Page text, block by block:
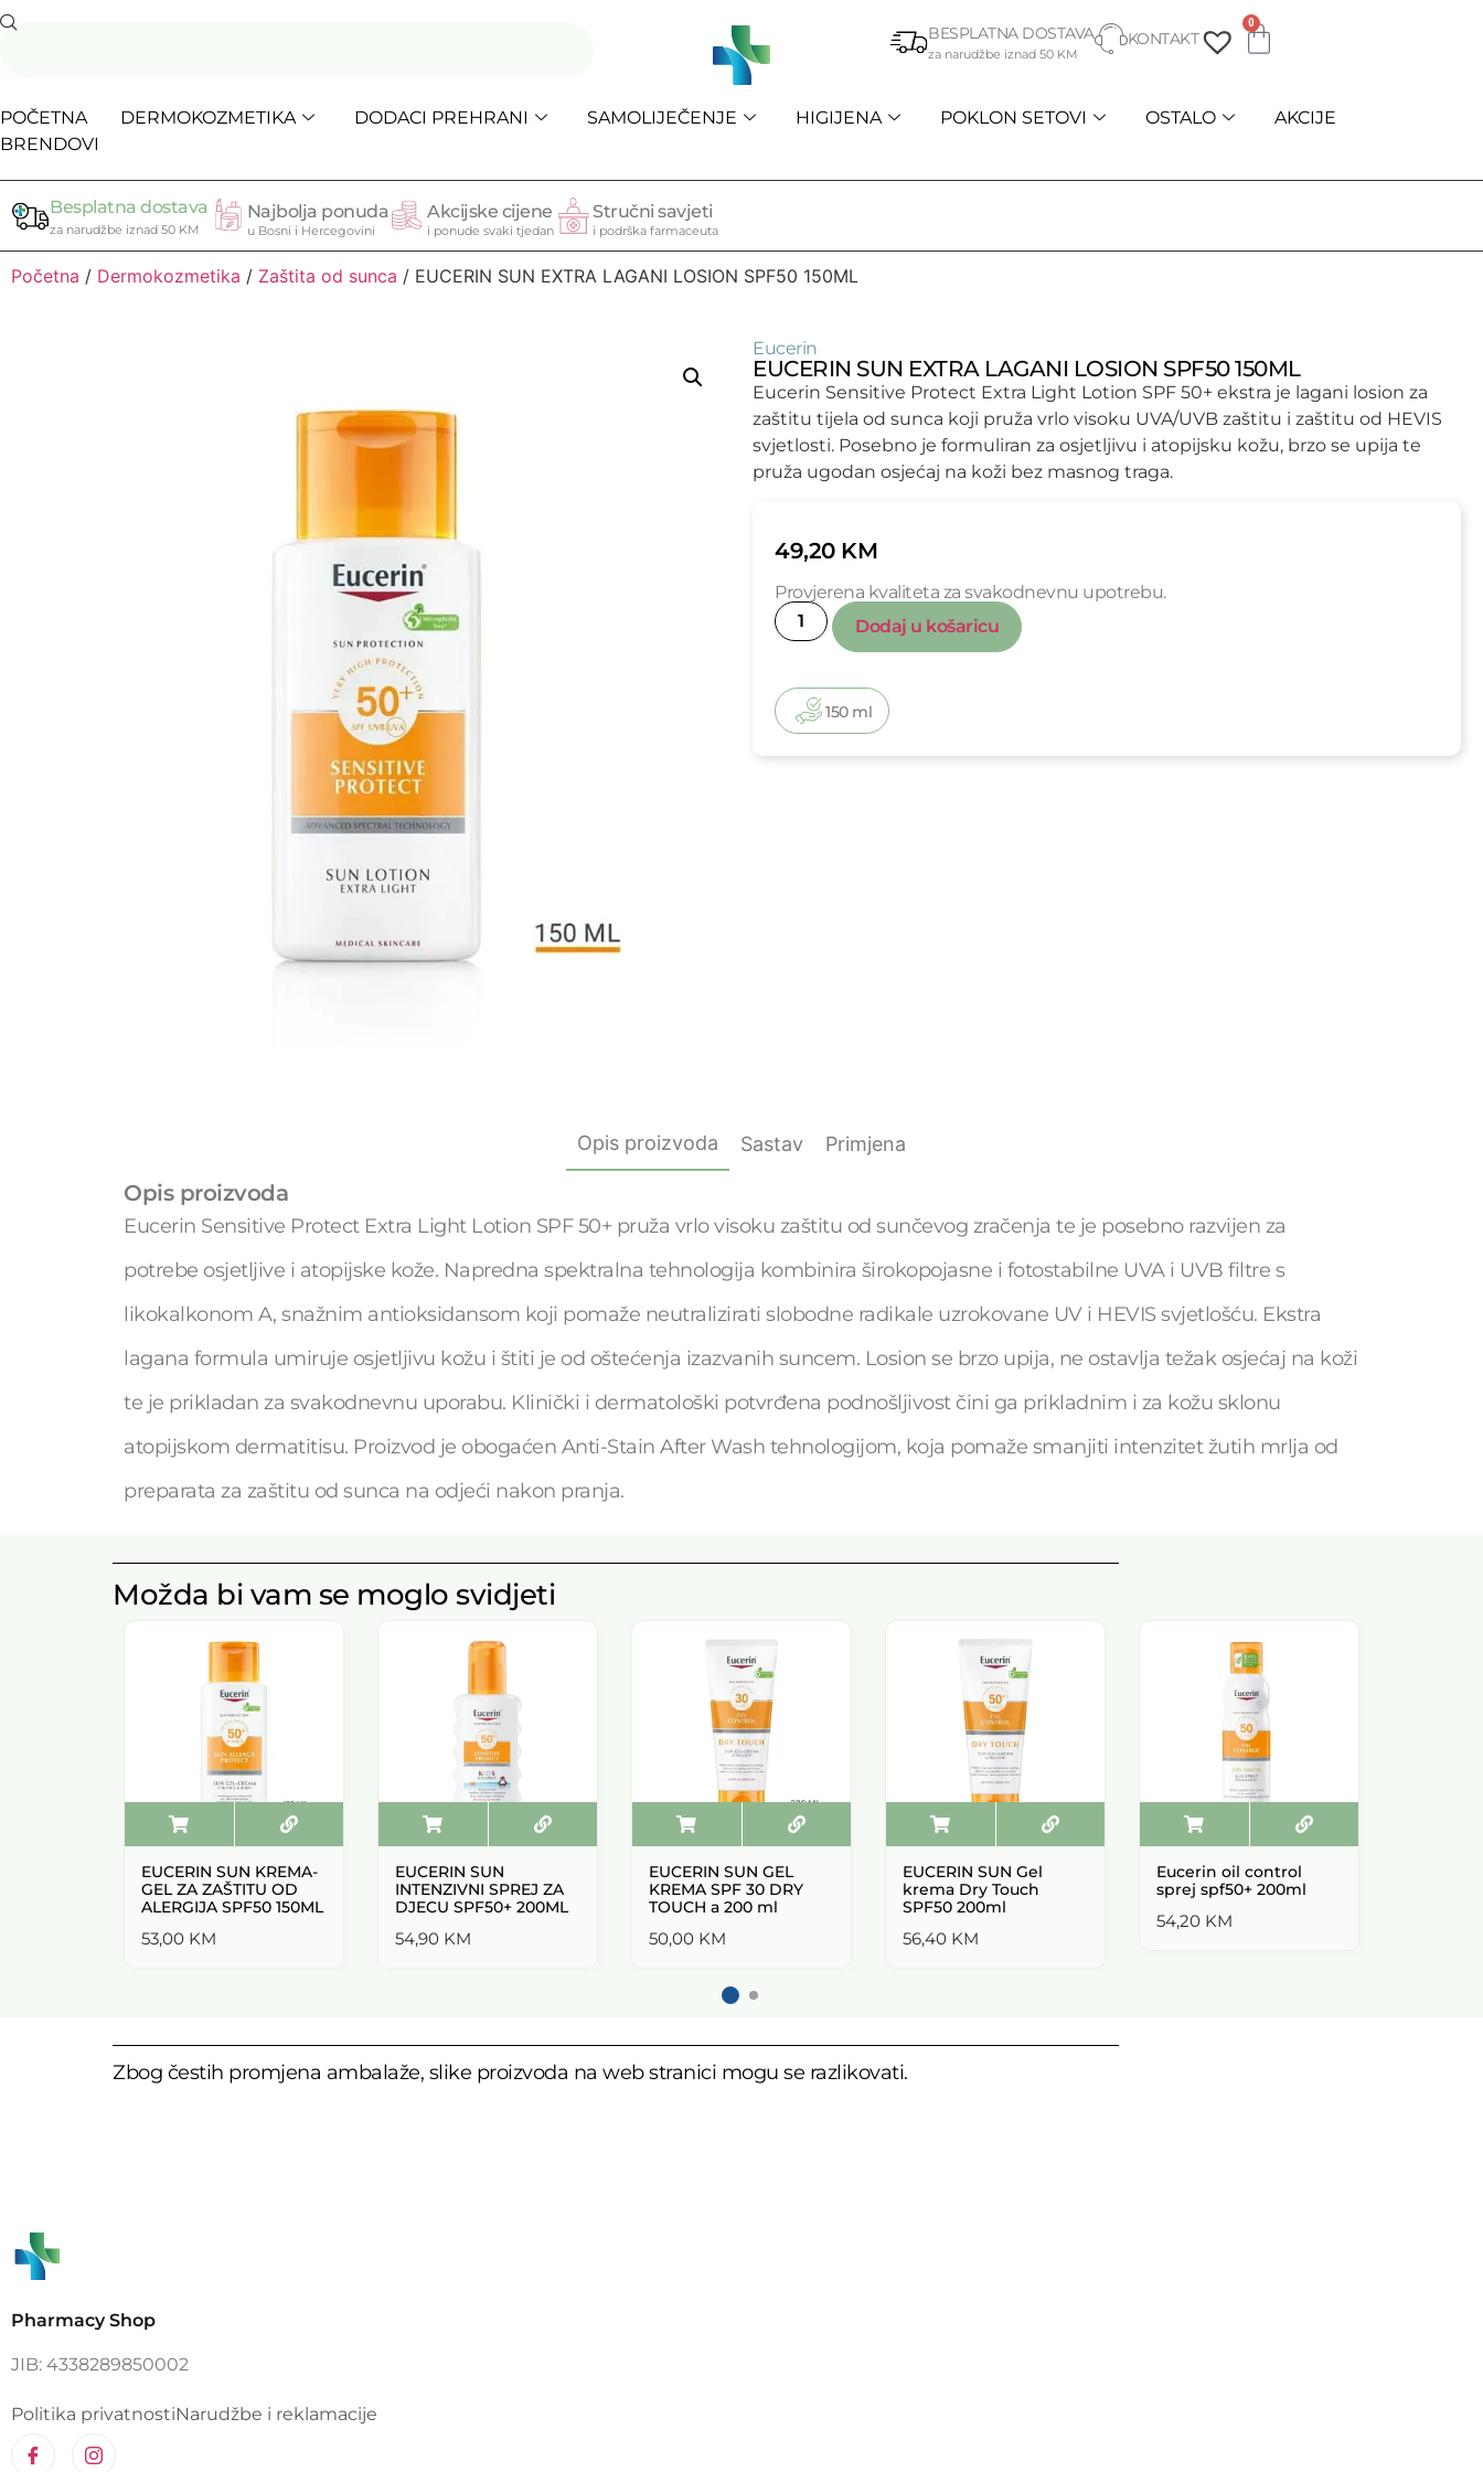
BESPLATNA DOSTAVA
za narudžbe iznad 50 KM
KONTAKT
0
POČETNA DERMOKOZMETIKA DODACI PREHRANI SAMOLIJEČENJE HIGIJENA POKLON SETOVI OSTALO
AKCIJE
BRENDOVI
Besplatna dostava
za narudžbe iznad 50 KM
Najbolja ponuda
u Bosni i Hercegovini
Akcijske cijene
i ponude svaki tjedan
Stručni savjeti
i podrška farmaceuta
Početna / Dermokozmetika / Zaštita od sunca / EUCERIN SUN EXTRA LAGANI LOSION SPF50 150ML
Eucerin
EUCERIN SUN EXTRA LAGANI LOSION SPF50 150ML
Eucerin Sensitive Protect Extra Light Lotion SPF 50+ ekstra je lagani losion za
zaštitu tijela od sunca koji pruža vrlo visoku UVA/UVB zaštitu i zaštitu od HEVIS
svjetlosti. Posebno je formuliran za osjetljivu i atopijsku kožu, brzo se upija te
pruža ugodan osjećaj na koži bez masnog traga.
49,20 KM
Provjerena kvaliteta za svakodnevnu upotrebu.
Dodaj u košaricu
150 ml
Opis proizvoda Sastav Primjena
Opis proizvoda
Eucerin Sensitive Protect Extra Light Lotion SPF 50+ pruža vrlo visoku zaštitu od sunčevog zračenja te je posebno razvijen za
potrebe osjetljive i atopijske kože. Napredna spektralna tehnologija kombinira širokopojasne i fotostabilne UVA i UVB filtre s
likokalkonom A, snažnim antioksidansom koji pomaže neutralizirati slobodne radikale uzrokovane UV i HEVIS svjetlošću. Ekstra
lagana formula umiruje osjetljivu kožu i štiti je od oštećenja izazvanih suncem. Losion se brzo upija, ne ostavlja težak osjećaj na koži
te je prikladan za svakodnevnu uporabu. Klinički i dermatološki potvrđena podnošljivost čini ga prikladnim i za kožu sklonu
atopijskom dermatitisu. Proizvod je obogaćen Anti-Stain After Wash tehnologijom, koja pomaže smanjiti intenzitet žutih mrlja od
preparata za zaštitu od sunca na odjeći nakon pranja.
Možda bi vam se moglo svidjeti
EUCERIN SUN KREMA-
GEL ZA ZAŠTITU OD
ALERGIJA SPF50 150ML
53,00 KM
EUCERIN SUN
INTENZIVNI SPREJ ZA
DJECU SPF50+ 200ML
54,90 KM
EUCERIN SUN GEL
KREMA SPF 30 DRY
TOUCH a 200 ml
50,00 KM
EUCERIN SUN Gel
krema Dry Touch
SPF50 200ml
56,40 KM
Eucerin oil control
sprej spf50+ 200ml
54,20 KM
Zbog čestih promjena ambalaže, slike proizvoda na web stranici mogu se razlikovati.
Pharmacy Shop
JIB: 4338289850002
Politika privatnostiNarudžbe i reklamacije